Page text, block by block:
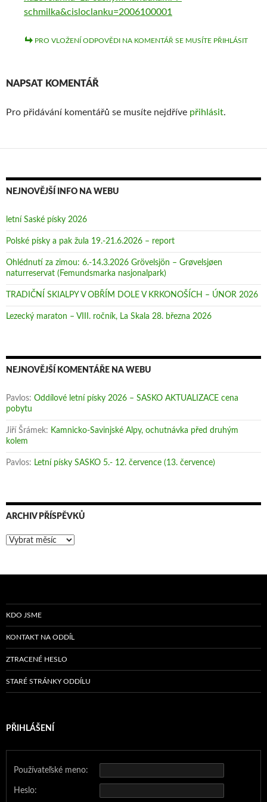
schmilka&cisloclanku=2006100001
PRO VLOŽENÍ ODPOVĚDI NA KOMENTÁŘ SE MUSÍTE PŘIHLÁSIT
NAPSAT KOMENTÁŘ
Pro přidávání komentářů se musíte nejdříve přihlásit.
NEJNOVĚJŠÍ INFO NA WEBU
letní Saské písky 2026
Polské písky a pak žula 19.-21.6.2026 – report
Ohlédnutí za zimou: 6.-14.3.2026 Grövelsjön – Grøvelsjøen
naturreservat (Femundsmarka nasjonalpark)
TRADIČNÍ SKIALPY V OBŘÍM DOLE V KRKONOŠÍCH – ÚNOR 2026
Lezecký maraton – VIII. ročník, La Skala 28. března 2026
NEJNOVĚJŠÍ KOMENTÁŘE NA WEBU
Pavlos: Oddílové letní písky 2026 – SASKO AKTUALIZACE cena
pobytu
Jiří Šrámek: Kamnicko-Savinjské Alpy, ochutnávka před druhým
kolem
Pavlos: Letní písky SASKO 5.- 12. července (13. července)
ARCHIV PŘÍSPĚVKŮ
Archiv
KDO JSME
KONTAKT NA ODDÍL
ZTRACENÉ HESLO
STARÉ STRÁNKY ODDÍLU
PŘIHLÁŠENÍ
Používateľské meno:
Heslo: